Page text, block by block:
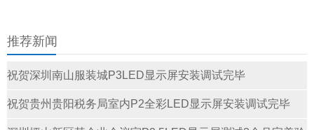
推荐新闻
祝贺深圳南山服装城P3LED显示屏安装调试完毕
祝贺贵州贵阳税务局室内P2全彩LED显示屏安装调试完毕